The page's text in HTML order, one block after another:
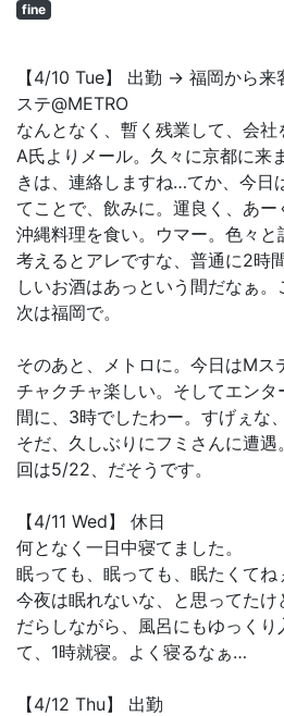
fine
【4/10 Tue】 出勤 → 福岡から来
ステ@METRO
なんとなく、暫く残業して、会
A氏よりメール。久々に京都に来
きは、連絡しますね…てか、今日
てことで、飲みに。運良く、あー
沖縄料理を食い。ウマー。色々
考えるとアレですな、普通に2時
しいお酒はあっという間だなぁ。
次は福岡で。
そのあと、メトロに。今日はMス
チャクチャ楽しい。そしてエンタ
間に、3時でしたわー。すげぇな
そだ、久しぶりにフミさんに遭
回は5/22、だそうです。
【4/11 Wed】 休日
何となく一日中寝てました。
眠っても、眠っても、眠たくてね
今夜は眠れないな、と思ってた
だらしながら、風呂にもゆっく
て、1時就寝。よく寝るなぁ…
【4/12 Thu】 出勤